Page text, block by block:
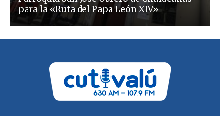
para la «Ruta del Papa León XIV»